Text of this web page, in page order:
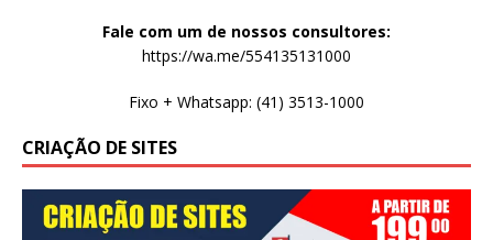
Fale com um de nossos consultores:
https://wa.me/554135131000
Fixo + Whatsapp: (41) 3513-1000
CRIAÇÃO DE SITES